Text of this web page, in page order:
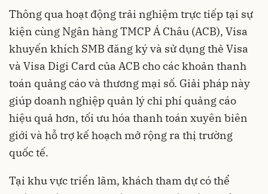
Thông qua hoạt động trải nghiệm trực tiếp tại sự
kiện cùng Ngân hàng TMCP Á Châu (ACB), Visa
khuyến khích SMB đăng ký và sử dụng thẻ Visa
và Visa Digi Card của ACB cho các khoản thanh
toán quảng cáo và thương mại số. Giải pháp này
giúp doanh nghiệp quản lý chi phí quảng cáo
hiệu quả hơn, tối ưu hóa thanh toán xuyên biên
giới và hỗ trợ kế hoạch mở rộng ra thị trường
quốc tế.
Tại khu vực triển lãm, khách tham dự có thể